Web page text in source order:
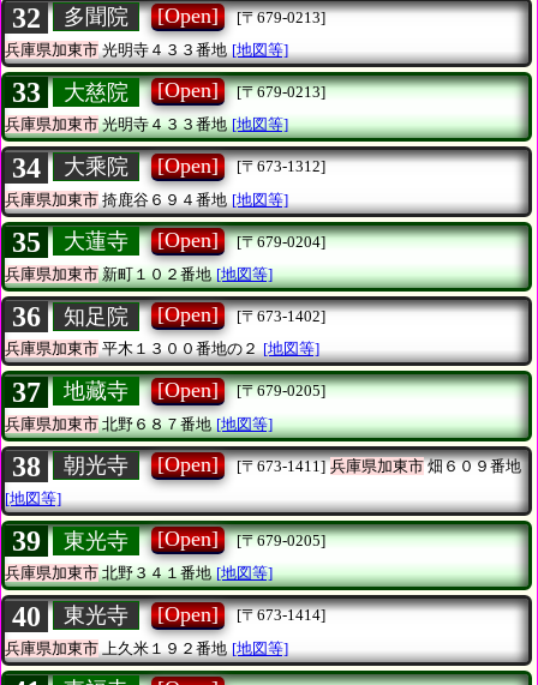
32 多聞院 [Open]
[〒679-0213]
兵庫県加東市 光明寺４３３番地 [地図等]
33 大慈院 [Open]
[〒679-0213]
兵庫県加東市光明寺４３３番地 [地図等]
34 大乘院 [Open]
[〒673-1312]
兵庫県加東市 掎鹿谷６９４番地 [地図等]
35 大蓮寺 [Open]
[〒679-0204]
兵庫県加東市新町１０２番地 [地図等]
36 知足院 [Open]
[〒673-1402]
兵庫県加東市平木１３００番地の２ [地図等]
37 地藏寺 [Open]
[〒679-0205]
兵庫県加東市北野６８７番地 [地図等]
38 朝光寺 [Open] [〒673-1411] 兵庫県加東市畑６０９番地
[地図等]
39 東光寺 [Open]
[〒679-0205]
兵庫県加東市北野３４１番地 [地図等]
40 東光寺 [Open]
[〒673-1414]
兵庫県加東市 上久米１９２番地 [地図等]